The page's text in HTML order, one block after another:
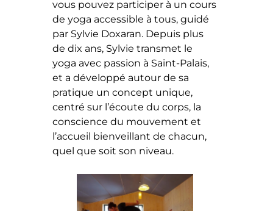
vous pouvez participer à un cours
de yoga accessible à tous, guidé
par Sylvie Doxaran. Depuis plus
de dix ans, Sylvie transmet le
yoga avec passion à Saint-Palais,
et a développé autour de sa
pratique un concept unique,
centré sur l’écoute du corps, la
conscience du mouvement et
l’accueil bienveillant de chacun,
quel que soit son niveau.